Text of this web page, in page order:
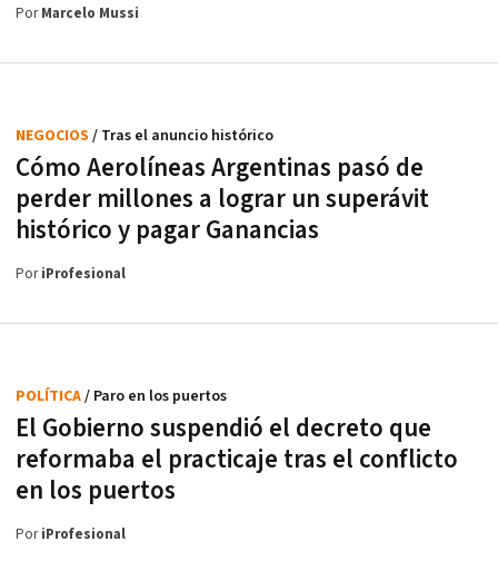
PorMarcelo Mussi
Cómo Aerolíneas Argentinas pasó de
perder millones a lograr un superávit
histórico y pagar Ganancias
NEGOCIOS / Tras el anuncio histórico
PoriProfesional
El Gobierno suspendió el decreto que
reformaba el practicaje tras el conflicto
en los puertos
POLÍTICA/ Paro en los puertos
PoriProfesional